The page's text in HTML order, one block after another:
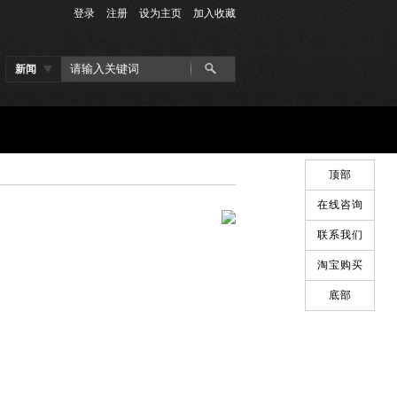
登录 注册 设为主页 加入收藏
新闻
顶部
在线咨询
联系我们
淘宝购买
底部